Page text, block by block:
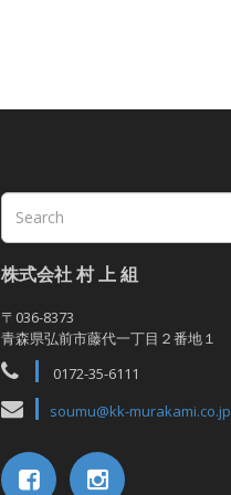
株式会社 村 上 組
〒036-8373
青森県弘前市藤代一丁目２番地１
0172-35-6111
soumu@kk-murakami.co.jp